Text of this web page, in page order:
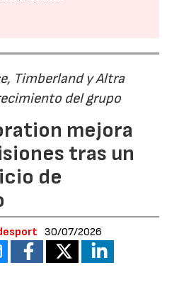
Timberland y Altra
del grupo
mejora
tras un
de
30/07/2026